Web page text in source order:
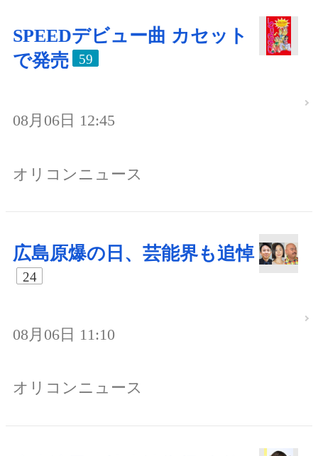
SPEEDデビュー曲 カセット
で発売
59
08月06日 12:45
オリコンニュース
広島原爆の日、芸能界も追悼
24
08月06日 11:10
オリコンニュース